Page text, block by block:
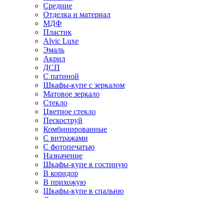
Средние
Отделка и материал
МДФ
Пластик
Alvic Luxe
Эмаль
Акрил
ДСП
С патиной
Шкафы-купе с зеркалом
Матовое зеркало
Стекло
Цветное стекло
Пескоструй
Комбинированные
С витражами
С фотопечатью
Назначение
Шкафы-купе в гостиную
В коридор
В прихожую
Шкафы-купе в спальню